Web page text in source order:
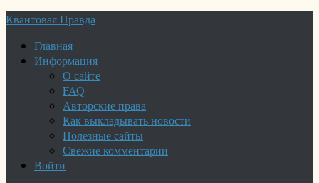
Квантовая Правда
Главная
Информация
О сайте
FAQ
Авторские права
Как выкладывать новости
Полезные сайты
Свежие комментарии
Войти